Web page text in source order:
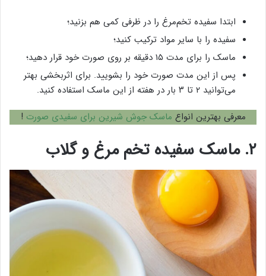
ابتدا سفیده تخم‌مرغ را در ظرفی کمی هم بزنید؛
سفیده را با سایر مواد ترکیب کنید؛
ماسک را برای مدت ۱۵ دقیقه بر روی صورت خود قرار دهید؛
پس از این مدت صورت خود را بشویید. برای اثربخشی بهتر
می‌توانید ۲ تا ۳ بار در هفته از این ماسک استفاده کنید.
معرفی بهترین انواع ماسک جوش شیرین برای سفیدی صورت !
۲. ماسک سفیده تخم مرغ و گلاب